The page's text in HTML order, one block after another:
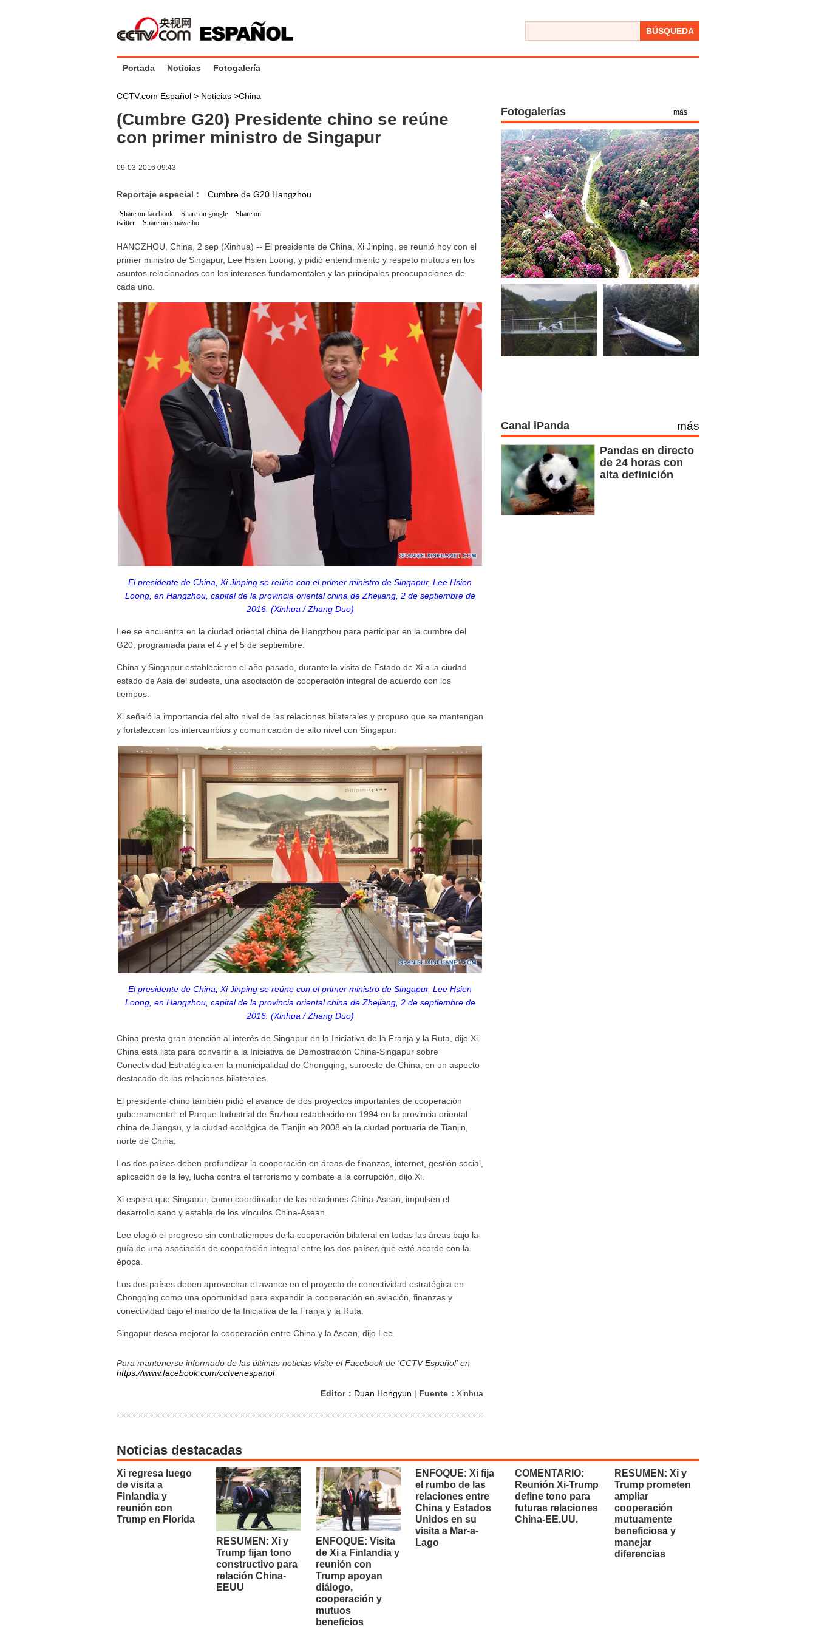
BÚSQUEDA
Portada Noticias Fotogalería
CCTV.com Español > Noticias >China
(Cumbre G20) Presidente chino se reúne
con primer ministro de Singapur
09-03-2016 09:43
Reportaje especial : Cumbre de G20 Hangzhou
Share on facebook Share on google
Share on
twitter
Share on sinaweibo
HANGZHOU, China, 2 sep (Xinhua) -- El presidente de China, Xi Jinping, se reunió hoy con el
primer ministro de Singapur, Lee Hsien Loong, y pidió entendimiento y respeto mutuos en los
asuntos relacionados con los intereses fundamentales y las principales preocupaciones de
cada uno.
El presidente de China, Xi Jinping se reúne con el primer ministro de Singapur, Lee Hsien
Loong, en Hangzhou, capital de la provincia oriental china de Zhejiang, 2 de septiembre de
2016. (Xinhua / Zhang Duo)
Lee se encuentra en la ciudad oriental china de Hangzhou para participar en la cumbre del
G20, programada para el 4 y el 5 de septiembre.
China y Singapur establecieron el año pasado, durante la visita de Estado de Xi a la ciudad
estado de Asia del sudeste, una asociación de cooperación integral de acuerdo con los
tiempos.
Xi señaló la importancia del alto nivel de las relaciones bilaterales y propuso que se mantengan
y fortalezcan los intercambios y comunicación de alto nivel con Singapur.
El presidente de China, Xi Jinping se reúne con el primer ministro de Singapur, Lee Hsien
Loong, en Hangzhou, capital de la provincia oriental china de Zhejiang, 2 de septiembre de
2016. (Xinhua / Zhang Duo)
China presta gran atención al interés de Singapur en la Iniciativa de la Franja y la Ruta, dijo Xi.
China está lista para convertir a la Iniciativa de Demostración China-Singapur sobre
Conectividad Estratégica en la municipalidad de Chongqing, suroeste de China, en un aspecto
destacado de las relaciones bilaterales.
El presidente chino también pidió el avance de dos proyectos importantes de cooperación
gubernamental: el Parque Industrial de Suzhou establecido en 1994 en la provincia oriental
china de Jiangsu, y la ciudad ecológica de Tianjin en 2008 en la ciudad portuaria de Tianjin,
norte de China.
Los dos países deben profundizar la cooperación en áreas de finanzas, internet, gestión social,
aplicación de la ley, lucha contra el terrorismo y combate a la corrupción, dijo Xi.
Xi espera que Singapur, como coordinador de las relaciones China-Asean, impulsen el
desarrollo sano y estable de los vínculos China-Asean.
Lee elogió el progreso sin contratiempos de la cooperación bilateral en todas las áreas bajo la
guía de una asociación de cooperación integral entre los dos países que esté acorde con la
época.
Los dos países deben aprovechar el avance en el proyecto de conectividad estratégica en
Chongqing como una oportunidad para expandir la cooperación en aviación, finanzas y
conectividad bajo el marco de la Iniciativa de la Franja y la Ruta.
Singapur desea mejorar la cooperación entre China y la Asean, dijo Lee.
Para mantenerse informado de las últimas noticias visite el Facebook de 'CCTV Español' en
https://www.facebook.com/cctvenespanol
Editor： Duan Hongyun | Fuente： Xinhua
Fotogalerías más
Canal iPanda más
Pandas en directo
de 24 horas con
alta definición
Noticias destacadas
Xi regresa luego
de visita a
Finlandia y
reunión con
Trump en Florida
RESUMEN: Xi y
Trump fijan tono
constructivo para
relación China-
EEUU
ENFOQUE: Visita
de Xi a Finlandia y
reunión con
Trump apoyan
diálogo,
cooperación y
mutuos
beneficios
ENFOQUE: Xi fija
el rumbo de las
relaciones entre
China y Estados
Unidos en su
visita a Mar-a-
Lago
COMENTARIO:
Reunión Xi-Trump
define tono para
futuras relaciones
China-EE.UU.
RESUMEN: Xi y
Trump prometen
ampliar
cooperación
mutuamente
beneficiosa y
manejar
diferencias